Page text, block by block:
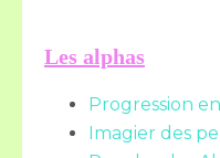
Les alphas
Progression
Imagier des